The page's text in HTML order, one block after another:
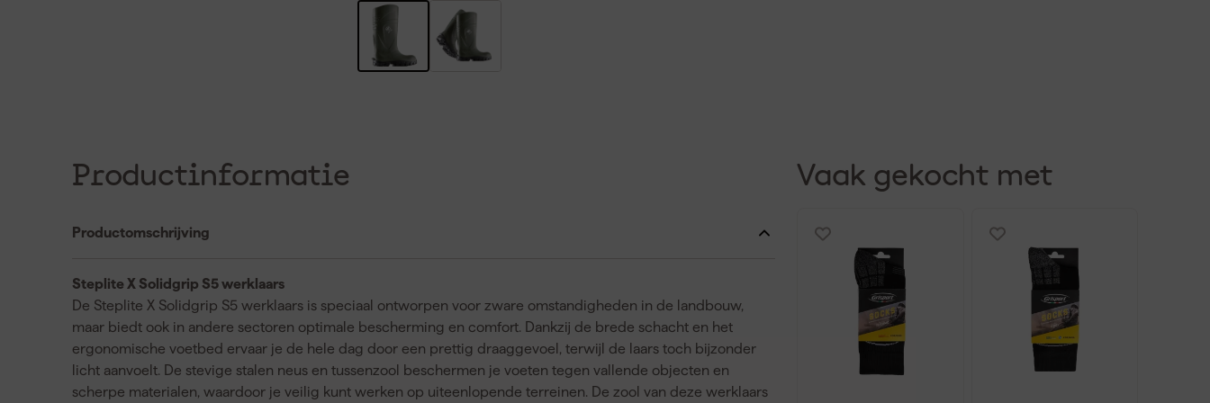
Productinformatie
Productomschrijving
Steplite X Solidgrip S5 werklaars
De Steplite X Solidgrip S5 werklaars is speciaal ontworpen voor zware omstandigheden in de landbouw,
maar biedt ook in andere sectoren optimale bescherming en comfort. Dankzij de brede schacht en het
ergonomische voetbed ervaar je de hele dag door een prettig draaggevoel, terwijl de laars toch bijzonder
licht aanvoelt. De stevige stalen neus en tussenzool beschermen je voeten tegen vallende objecten en
scherpe materialen, waardoor je veilig kunt werken op uiteenlopende terreinen. De zool van deze werklaars
Vaak gekocht met